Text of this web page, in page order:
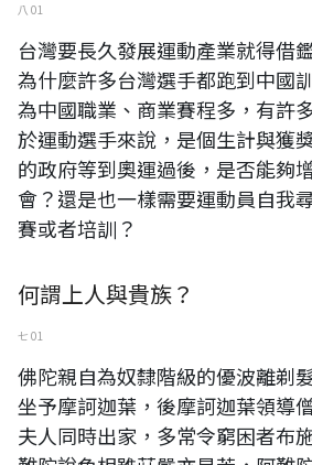
八 01
台灣要長久發展運動產業就得借
為什麼許多台灣選手都跑到中國
為中國職業、商業賽程多，有許
於運動選手來說，是個生計與獲
的政府等到奧運過後，是否能夠
會？還是也一樣需要運動員自我
賽或者培訓？
何謂上人與貴族？
七 01
佛陀親自為奴隸階級的優波離剃
坐予摩訶迦葉，後摩訶迦葉領導
夫人同時出家，多常令窮困者布